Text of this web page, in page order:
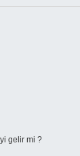
gelir mi ?